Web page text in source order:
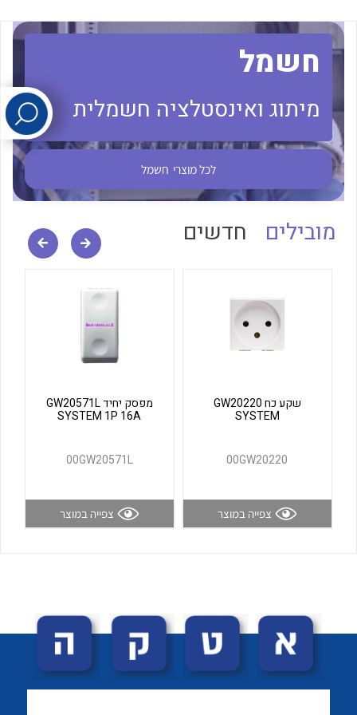
לכל מוצרי היצרן
לכל מוצרי היצרן לכל מוצרי היצרן
חשמל
מיתוג ואינסטלציה חשמלית
לכל מוצרי חשמל
מובילים חדשים
שקע כח GW20220
SYSTEM
00GW20220
צפייה במוצר
מפסק יחיד GW20571L
SYSTEM 1P 16A
00GW20571L
צפייה במוצר